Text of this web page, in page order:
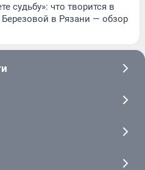
судьбу»: что творится в
в Рязани — обзор